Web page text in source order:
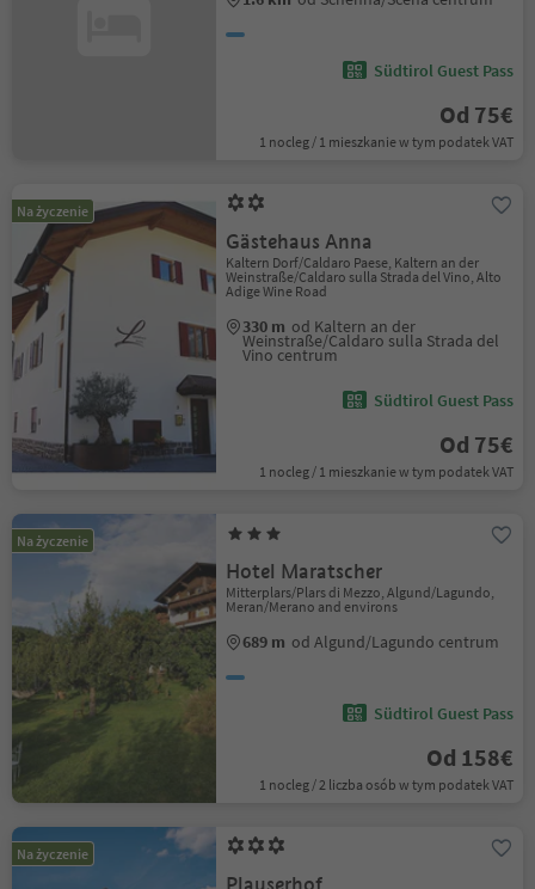
Südtirol Guest Pass
Od 75€
1 nocleg / 1 mieszkanie w tym podatek VAT
Na życzenie
Gästehaus Anna
Kaltern Dorf/Caldaro Paese, Kaltern an der
Weinstraße/Caldaro sulla Strada del Vino, Alto
Adige Wine Road
330 m od Kaltern an der
Weinstraße/Caldaro sulla Strada del
Vino centrum
Südtirol Guest Pass
Od 75€
1 nocleg / 1 mieszkanie w tym podatek VAT
Na życzenie
Hotel Maratscher
Mitterplars/Plars di Mezzo, Algund/Lagundo,
Meran/Merano and environs
689 m od Algund/Lagundo centrum
Südtirol Guest Pass
Od 158€
1 nocleg / 2 liczba osób w tym podatek VAT
Na życzenie